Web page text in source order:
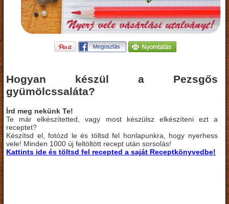
Hogyan készül a Pezsgős
gyümölcssaláta?
Írd meg nekünk Te!
Te már elkészítetted, vagy most készülsz elkészíteni ezt a
receptet?
Készítsd el, fotózd le és töltsd fel honlapunkra, hogy nyerhess
vele! Minden 1000 új feltöltött recept után sorsolás!
Kattints ide és töltsd fel recepted a saját Receptkönyvedbe!